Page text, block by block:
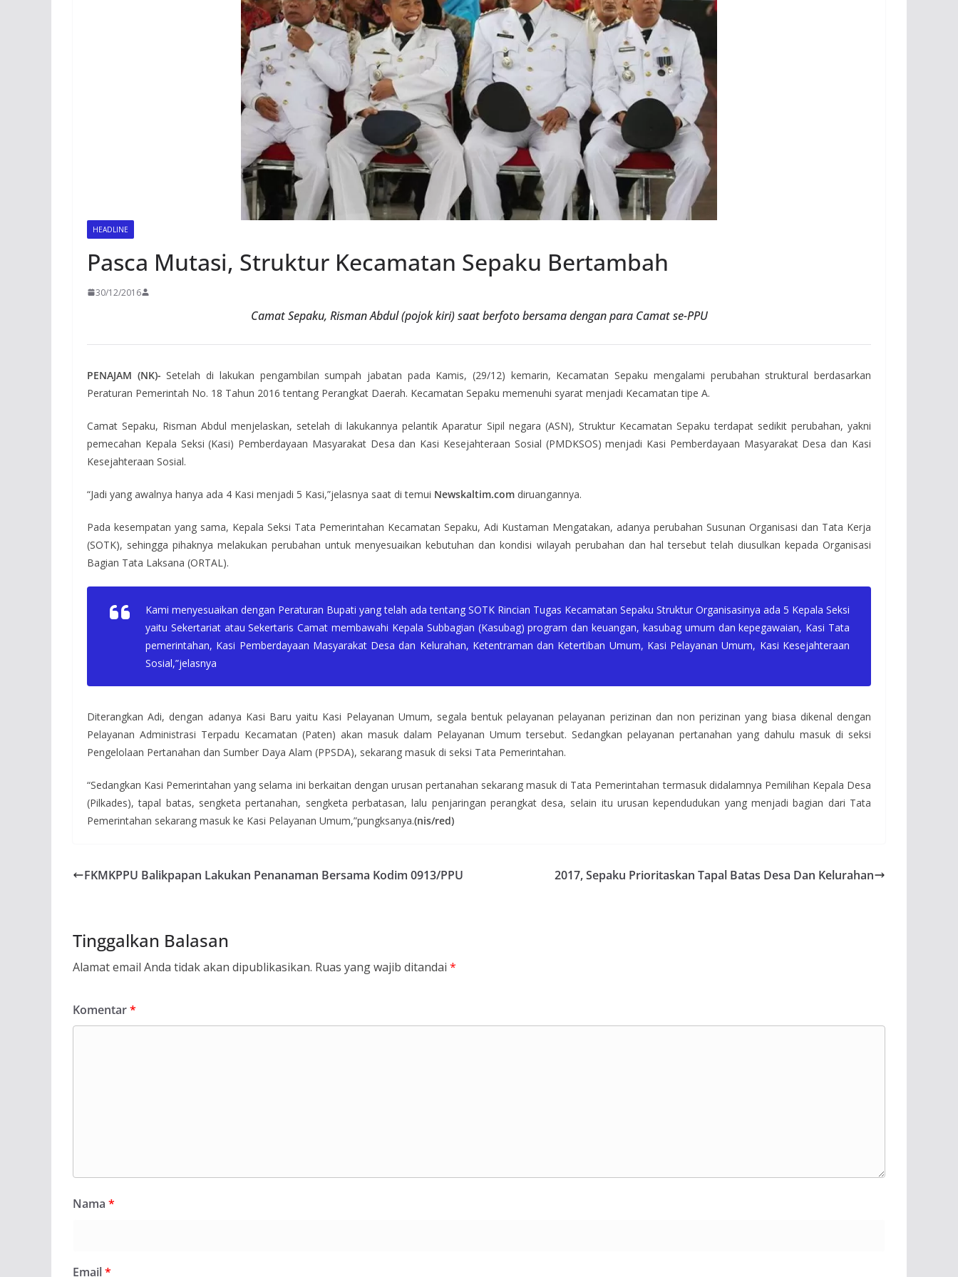
HEADLINE
Pasca Mutasi, Struktur Kecamatan Sepaku Bertambah
30/12/2016
Camat Sepaku, Risman Abdul (pojok kiri) saat berfoto bersama dengan para Camat se-PPU
PENAJAM (NK)- Setelah di lakukan pengambilan sumpah jabatan pada Kamis, (29/12) kemarin, Kecamatan Sepaku mengalami perubahan struktural berdasarkan
Peraturan Pemerintah No. 18 Tahun 2016 tentang Perangkat Daerah. Kecamatan Sepaku memenuhi syarat menjadi Kecamatan tipe A.
Camat Sepaku, Risman Abdul menjelaskan, setelah di lakukannya pelantik Aparatur Sipil negara (ASN), Struktur Kecamatan Sepaku terdapat sedikit perubahan, yakni
pemecahan Kepala Seksi (Kasi) Pemberdayaan Masyarakat Desa dan Kasi Kesejahteraan Sosial (PMDKSOS) menjadi Kasi Pemberdayaan Masyarakat Desa dan Kasi
Kesejahteraan Sosial.
“Jadi yang awalnya hanya ada 4 Kasi menjadi 5 Kasi,”jelasnya saat di temui Newskaltim.com diruangannya.
Pada kesempatan yang sama, Kepala Seksi Tata Pemerintahan Kecamatan Sepaku, Adi Kustaman Mengatakan, adanya perubahan Susunan Organisasi dan Tata Kerja
(SOTK), sehingga pihaknya melakukan perubahan untuk menyesuaikan kebutuhan dan kondisi wilayah perubahan dan hal tersebut telah diusulkan kepada Organisasi
Bagian Tata Laksana (ORTAL).
Kami menyesuaikan dengan Peraturan Bupati yang telah ada tentang SOTK Rincian Tugas Kecamatan Sepaku Struktur Organisasinya ada 5 Kepala Seksi
yaitu Sekertariat atau Sekertaris Camat membawahi Kepala Subbagian (Kasubag) program dan keuangan, kasubag umum dan kepegawaian, Kasi Tata
pemerintahan, Kasi Pemberdayaan Masyarakat Desa dan Kelurahan, Ketentraman dan Ketertiban Umum, Kasi Pelayanan Umum, Kasi Kesejahteraan
Sosial,”jelasnya
Diterangkan Adi, dengan adanya Kasi Baru yaitu Kasi Pelayanan Umum, segala bentuk pelayanan pelayanan perizinan dan non perizinan yang biasa dikenal dengan
Pelayanan Administrasi Terpadu Kecamatan (Paten) akan masuk dalam Pelayanan Umum tersebut. Sedangkan pelayanan pertanahan yang dahulu masuk di seksi
Pengelolaan Pertanahan dan Sumber Daya Alam (PPSDA), sekarang masuk di seksi Tata Pemerintahan.
“Sedangkan Kasi Pemerintahan yang selama ini berkaitan dengan urusan pertanahan sekarang masuk di Tata Pemerintahan termasuk didalamnya Pemilihan Kepala Desa
(Pilkades), tapal batas, sengketa pertanahan, sengketa perbatasan, lalu penjaringan perangkat desa, selain itu urusan kependudukan yang menjadi bagian dari Tata
Pemerintahan sekarang masuk ke Kasi Pelayanan Umum,”pungksanya.(nis/red)
FKMKPPU Balikpapan Lakukan Penanaman Bersama Kodim 0913/PPU 2017, Sepaku Prioritaskan Tapal Batas Desa Dan Kelurahan
Tinggalkan Balasan
Alamat email Anda tidak akan dipublikasikan. Ruas yang wajib ditandai *
Komentar*
Nama *
Email*